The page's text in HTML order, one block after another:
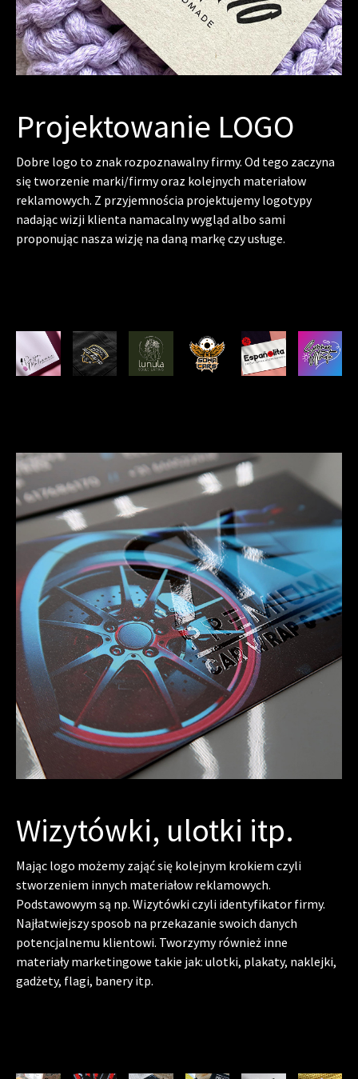
Projektowanie LOGO
Dobre logo to znak rozpoznawalny firmy. Od tego zaczyna
się tworzenie marki/firmy oraz kolejnych materiałow
reklamowych. Z przyjemnościa projektujemy logotypy
nadając wizji klienta namacalny wygląd albo sami
proponując nasza wizję na daną markę czy usługe.
Wizytówki, ulotki itp.
Mając logo możemy zająć się kolejnym krokiem czyli
stworzeniem innych materiałow reklamowych.
Podstawowym są np. Wizytówki czyli identyfikator firmy.
Najłatwiejszy sposob na przekazanie swoich danych
potencjalnemu klientowi. Tworzymy również inne
materiały marketingowe takie jak: ulotki, plakaty, naklejki,
gadżety, flagi, banery itp.